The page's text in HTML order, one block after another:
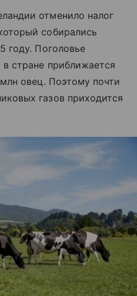
отменило налог
собирались
году. Поголовье
в стране приближается
овец. Поэтому почти
газов приходится